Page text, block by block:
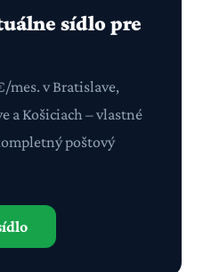
sídlo pre
mes. v Bratislave,
a Košiciach – vlastné
poštový